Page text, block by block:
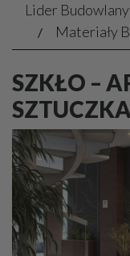
Lider Budowlany
Materiały
SZKŁO –
SZTUCZKA